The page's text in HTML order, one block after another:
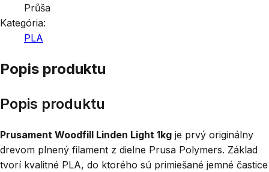
Průša
Kategória:
PLA
Popis produktu
Popis produktu
Prusament Woodfill Linden Light 1kg je prvý originálny
drevom plnený filament z dielne Prusa Polymers. Základ
tvorí kvalitné PLA, do ktorého sú primiešané jemné častice